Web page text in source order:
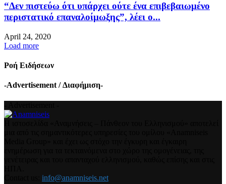
“Δεν πιστεύω ότι υπάρχει ούτε ένα επιβεβαιωμένο
περιστατικό επαναλοίμωξης”, λέει ο...
April 24, 2020
Load more
Ροή Ειδήσεων
-Advertisement / Διαφήμιση-
info@anamniseis.net